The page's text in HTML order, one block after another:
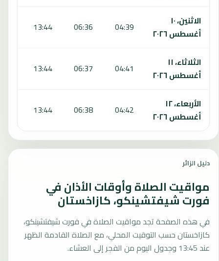
الاثنين، ١٠
أغسطس ٢٠٢٦
04:39
06:36
13:44
الثلاثاء، ١١
أغسطس ٢٠٢٦
04:41
06:37
13:44
الأربعاء، ١٢
أغسطس ٢٠٢٦
04:42
06:38
13:44
دليل الزائر
مواقيت الصلاة وأوقات الأذان في
فورت شيفتشينكو، كازاخستان
في هذه الصفحة تجد مواقيت الصلاة في فورت شيفتشينكو،
كازاخستان حسب التوقيت المحلي، مع الصلاة القادمة الظهر
عند 13:45 وجدول اليوم من الفجر إلى العشاء.